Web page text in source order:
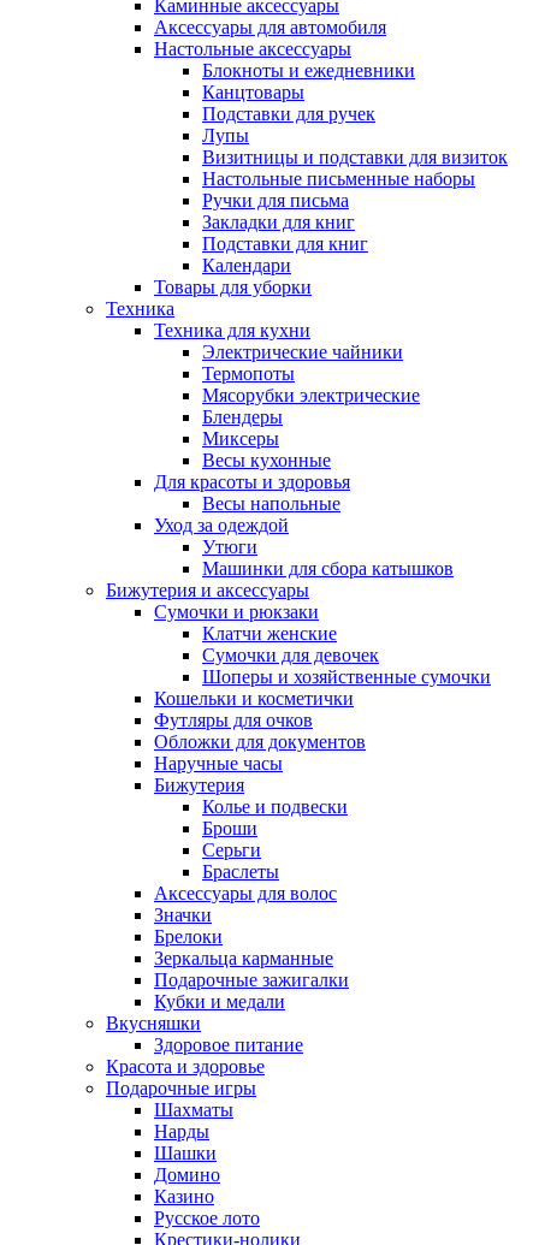
Каминные аксессуары
Аксессуары для автомобиля
Настольные аксессуары
Блокноты и ежедневники
Канцтовары
Подставки для ручек
Лупы
Визитницы и подставки для визиток
Настольные письменные наборы
Ручки для письма
Закладки для книг
Подставки для книг
Календари
Товары для уборки
Техника
Техника для кухни
Электрические чайники
Термопоты
Мясорубки электрические
Блендеры
Миксеры
Весы кухонные
Для красоты и здоровья
Весы напольные
Уход за одеждой
Утюги
Машинки для сбора катышков
Бижутерия и аксессуары
Сумочки и рюкзаки
Клатчи женские
Сумочки для девочек
Шоперы и хозяйственные сумочки
Кошельки и косметички
Футляры для очков
Обложки для документов
Наручные часы
Бижутерия
Колье и подвески
Броши
Серьги
Браслеты
Аксессуары для волос
Значки
Брелоки
Зеркальца карманные
Подарочные зажигалки
Кубки и медали
Вкусняшки
Здоровое питание
Красота и здоровье
Подарочные игры
Шахматы
Нарды
Шашки
Домино
Казино
Русское лото
Крестики-нолики